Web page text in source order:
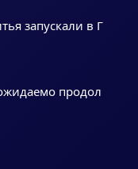
запускали в Г
продол